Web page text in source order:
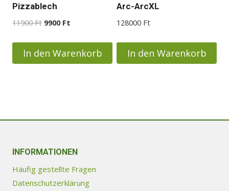
Pizzablech
11900Ft Ursprünglicher
war:
11900 Ft
9900 Ft
ist:
9900 Ft.
In den Warenkorb
Arc-ArcXL
128000 Ft
In den Warenkorb
INFORMATIONEN
Häufig gestellte Fragen
Datenschutzerklärung